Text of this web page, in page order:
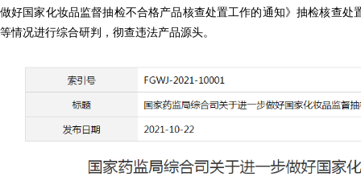
做好国家化妆品监督抽检不合格产品核查处置工作的通知》抽检核查
等情况进行综合研判，彻查违法产品源头。